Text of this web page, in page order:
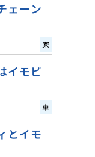
ェーン
家
イモビ
車
とイモ